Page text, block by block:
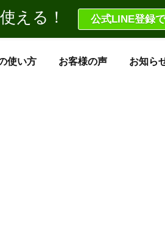
使い方 お客様の声 お知ら
える！ 公式LINE登録